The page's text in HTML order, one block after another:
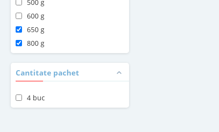
500 g
600 g
650 g
800 g
Cantitate pachet
4 buc